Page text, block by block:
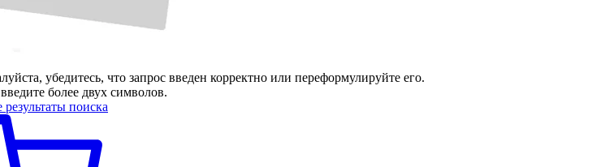
убедитесь, что запрос введен корректно или переформулируйте его.
более двух символов.
результаты поиска